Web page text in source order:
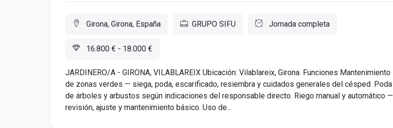
Girona, Girona, España GRUPO SIFU Jornada completa
16.800 € - 18.000 €
JARDINERO/A - GIRONA, VILABLAREIX Ubicación: Vilablareix, Girona. Funciones Mantenimiento
de zonas verdes — siega, poda, escarificado, resiembra y cuidados generales del césped. Poda
de árboles y arbustos según indicaciones del responsable directo. Riego manual y automático —
revisión, ajuste y mantenimiento básico. Uso de...